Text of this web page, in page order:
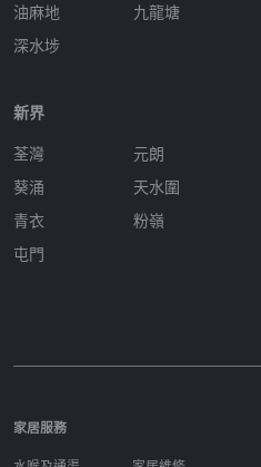
油麻地
深水埗
九龍塘
新界
荃灣
葵涌
青衣
屯門
元朗
天水圍
粉嶺
家居服務